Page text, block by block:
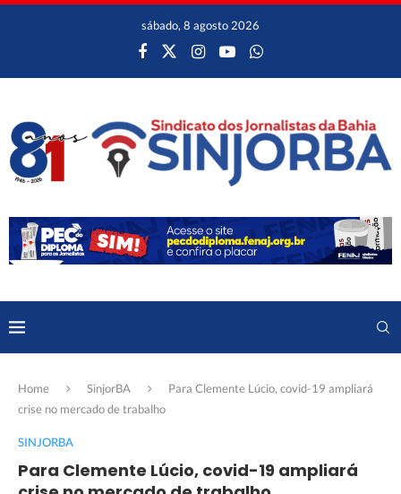
sábado, 8 agosto 2026
Home SinjorBA
Para Clemente Lúcio, covid-19 ampliará
crise no mercado de trabalho
SINJORBA
Para Clemente Lúcio, covid-19 ampliará